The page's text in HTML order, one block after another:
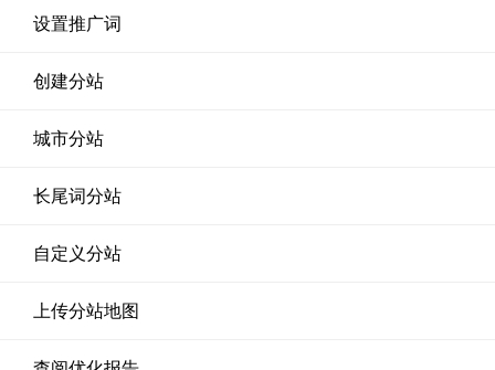
设置推广词
创建分站
城市分站
长尾词分站
自定义分站
上传分站地图